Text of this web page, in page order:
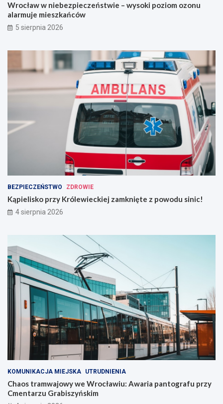
Wrocław w niebezpieczeństwie – wysoki poziom ozonu
alarmuje mieszkańców
5 sierpnia 2026
BEZPIECZEŃSTWO ZDROWIE
Kąpielisko przy Królewieckiej zamknięte z powodu sinic!
4 sierpnia 2026
KOMUNIKACJA MIEJSKA UTRUDNIENIA
Chaos tramwajowy we Wrocławiu: Awaria pantografu przy
Cmentarzu Grabiszyńskim